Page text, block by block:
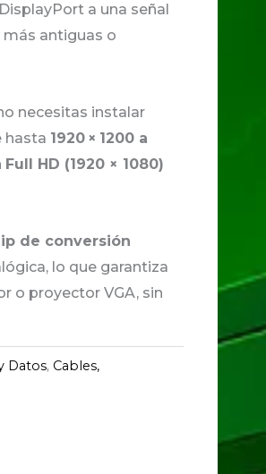
a una señal
antiguas o
necesitas instalar
hasta 1920 × 1200 a
Full HD (1920 × 1080)
de conversión
lo que garantiza
o proyector VGA, sin
Datos, Cables,